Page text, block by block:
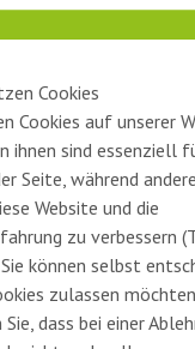
Friedrichstraße 10
Vaihingen an der
07042 / 18 900
Cookies
Cookies auf unserer
ihnen sind essenziell
Seite, während
Website und die
zu verbessern
Sie können selbst
zulassen
dass bei einer